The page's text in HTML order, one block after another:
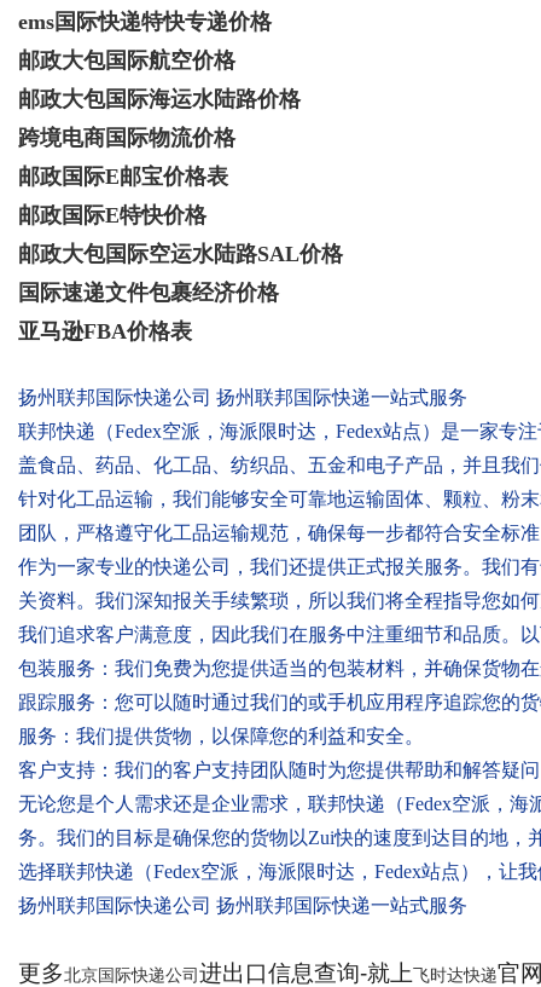
ems国际快递特快专递价格
邮政大包国际航空价格
邮政大包国际海运水陆路价格
跨境电商国际物流价格
邮政国际E邮宝价格表
邮政国际E特快价格
邮政大包国际空运水陆路SAL价格
国际速递文件包裹经济价格
亚马逊FBA价格表
扬州联邦国际快递公司 扬州联邦国际快递一站式服务
联邦快递（Fedex空派，海派限时达，Fedex站点）是一家专
盖食品、药品、化工品、纺织品、五金和电子产品，并且我
针对化工品运输，我们能够安全可靠地运输固体、颗粒、粉
团队，严格遵守化工品运输规范，确保每一步都符合安全标
作为一家专业的快递公司，我们还提供正式报关服务。我们
关资料。我们深知报关手续繁琐，所以我们将全程指导您如
我们追求客户满意度，因此我们在服务中注重细节和品质。
包装服务：我们免费为您提供适当的包装材料，并确保货物
跟踪服务：您可以随时通过我们的或手机应用程序追踪您的
服务：我们提供货物，以保障您的利益和安全。
客户支持：我们的客户支持团队随时为您提供帮助和解答疑
无论您是个人需求还是企业需求，联邦快递（Fedex空派，
务。我们的目标是确保您的货物以Zui快的速度到达目的地，
选择联邦快递（Fedex空派，海派限时达，Fedex站点），让
扬州联邦国际快递公司 扬州联邦国际快递一站式服务
更多北京国际快递公司 进出口信息查询-就上飞时达快递官